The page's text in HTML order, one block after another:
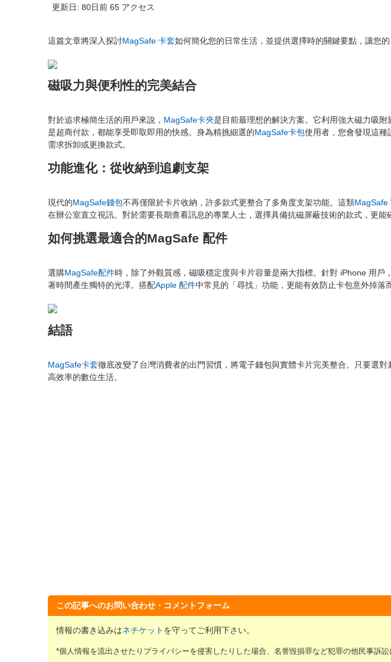
更新日: 80日前 65 アクセス
這篇文章將深入探討MagSafe 卡套如何簡化您的日常生活，並提供選擇時的關鍵要點，讓您的
磁吸力與便利性的完美結合
對於追求極簡生活的用戶來說， MagSafe卡夾是目前最理想的解決方案。它利用強大磁力吸
是超商付款，都能享受即取即用的快感。身為精挑細選的MagSafe卡包使用者，您會發現這種
需求拆卸或更換款式。
功能進化：從收納到追劇支架
現代的MagSafe錢包不再僅限於卡片收納，許多款式更整合了多角度支架功能。這類MagSafe
在辦公室直立視訊。對於需要長期查看訊息的專業人士，選擇具備抗磁屏蔽技術的款式，更能
如何挑選最適合的MagSafe 配件
選購MagSafe配件時，除了外觀質感，磁吸穩定度與卡片容量是兩大指標。針對 iPhone 用戶
著時間產生獨特的光澤。搭配Apple 配件中常見的「尋找」功能，更能有效防止卡包意外掉落
結語
MagSafe卡套徹底改變了台灣消費者的出門習慣，將電子錢包與實體卡片完美整合。只要選
高效率的數位生活。
この記事へのお問い合わせ・コメントフォーム
情報の書き込みはネチケット を守ってご利用下さい。
*個人情報を流出させたりプライバシーを侵害したりした場合、名誉毀損罪など犯罪の他民事訴訟